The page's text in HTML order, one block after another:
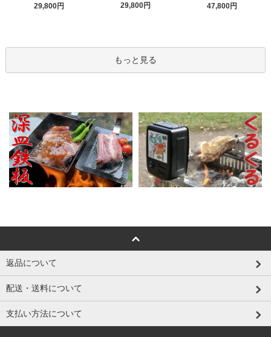
29,800円
29,800円
47,800円
もっと見る
返品について
配送・送料について
支払い方法について